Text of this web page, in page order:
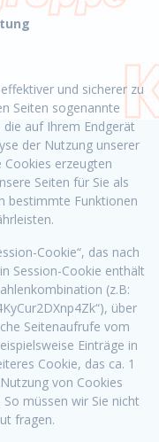
und sicherer zu
Seiten sogenannte
auf Ihrem Endgerät
der Nutzung unserer
Cookies erzeugten
Seiten für Sie als
bestimmte Funktionen
Cookie“, das nach
Session-Cookie enthält
(z.B:
über
Seitenaufrufe vom
Einträge in
Cookie, das ca. 1
von Cookies
So müssen wir Sie nicht
fragen.